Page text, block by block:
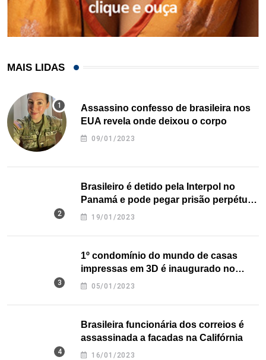
MAIS LIDAS
Assassino confesso de brasileira nos
EUA revela onde deixou o corpo
09/01/2023
Brasileiro é detido pela Interpol no
Panamá e pode pegar prisão perpétua
nos EUA
19/01/2023
1º condomínio do mundo de casas
impressas em 3D é inaugurado no
Texas
05/01/2023
Brasileira funcionária dos correios é
assassinada a facadas na Califórnia
16/01/2023